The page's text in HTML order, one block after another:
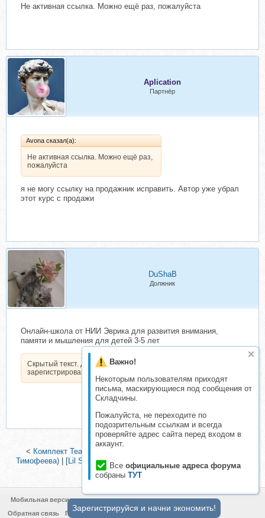
Важно!
Некоторым пользователям приходят
письма, маскирующиеся под сообщения от
Складчины.
Пожалуйста, не переходите по
подозрительным ссылкам и всегда
проверяйте адрес сайта перед входом в
аккаунт.
Все официальные адреса форума
собраны ТУТ
Не активная ссылка. Можно ещё раз, пожалуйста
Aplication
Партнёр
Avona сказал(а):
Не активная ссылка. Можно ещё раз,
пожалуйста
я не могу ссылку на продажник исправить. Автор уже убрал
этот курс с продажи
DuShaB
Должник
Онлайн-школа от НИИ Эврика для развития внимания,
памяти и мышления для детей 3-5 лет
Скрытый текст. Доступен только
зарегистрированным пользователям.
< Комплект Театральная студия. Полгода. Часть 1 (Софья
Тимофеева)|
[Lil School] Летний рисовальный лагерь для детей.
Июль 2019>
Мобильная версия
Обратная связь
Политика конфиденциальности
Зарегистрируйся и начни экономить!